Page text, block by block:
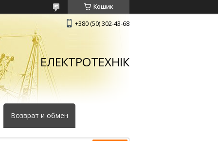
Кошик
+380 (50) 302-43-68
ЕЛЕКТРОТЕХНІК
Возврат и обмен